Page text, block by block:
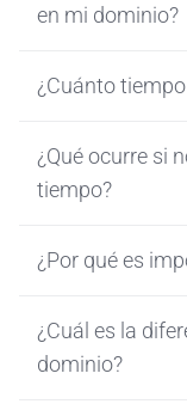
en mi dominio?
¿Cuánto
¿Qué ocurre si
tiempo?
¿Por qué es
¿Cuál es la
dominio?